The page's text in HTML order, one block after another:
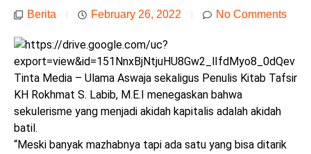
Berita February 26, 2022 No Comments
Tinta Media – Ulama Aswaja sekaligus Penulis Kitab Tafsir
KH Rokhmat S. Labib, M.E.I menegaskan bahwa
sekulerisme yang menjadi akidah kapitalis adalah akidah
batil.
“Meski banyak mazhabnya tapi ada satu yang bisa ditarik